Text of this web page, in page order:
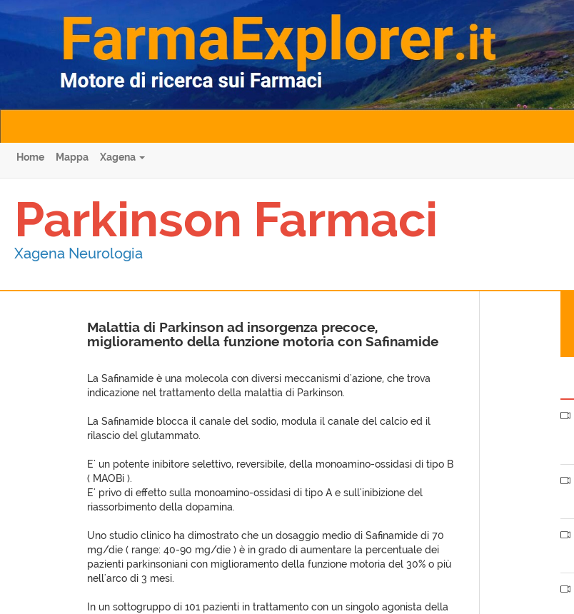
Home Mappa Xagena
Parkinson Farmaci
Xagena Neurologia
Malattia di Parkinson ad insorgenza precoce,
miglioramento della funzione motoria con Safinamide
La Safinamide è una molecola con diversi meccanismi d'azione, che trova
indicazione nel trattamento della malattia di Parkinson.
La Safinamide blocca il canale del sodio, modula il canale del calcio ed il
rilascio del glutammato.
E' un potente inibitore selettivo, reversibile, della monoamino-ossidasi di tipo B
( MAOBi ).
E' privo di effetto sulla monoamino-ossidasi di tipo A e sull'inibizione del
riassorbimento della dopamina.
Uno studio clinico ha dimostrato che un dosaggio medio di Safinamide di 70
mg/die ( range: 40-90 mg/die ) è in grado di aumentare la percentuale dei
pazienti parkinsoniani con miglioramento della funzione motoria del 30% o più
nell'arco di 3 mesi.
In un sottogruppo di 101 pazienti in trattamento con un singolo agonista della